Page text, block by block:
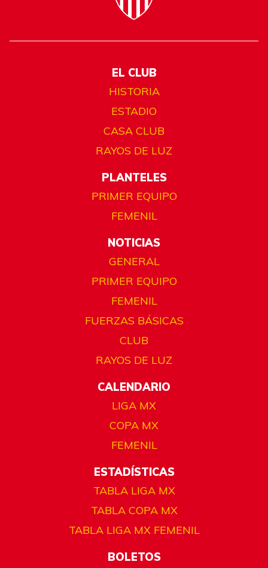
EL CLUB
HISTORIA
ESTADIO
CASA CLUB
RAYOS DE LUZ
PLANTELES
PRIMER EQUIPO
FEMENIL
NOTICIAS
GENERAL
PRIMER EQUIPO
FEMENIL
FUERZAS BÁSICAS
CLUB
RAYOS DE LUZ
CALENDARIO
LIGA MX
COPA MX
FEMENIL
ESTADÍSTICAS
TABLA LIGA MX
TABLA COPA MX
TABLA LIGA MX FEMENIL
BOLETOS